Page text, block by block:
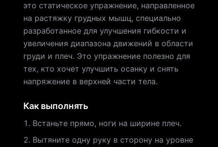
это статическое упражнение, направленное
на растяжку грудных мышц, специально
разработанное для улучшения гибкости и
увеличения диапазона движений в области
груди и плеч. Это упражнение полезно для
тех, кто хочет улучшить осанку и снять
напряжение в верхней части тела.
Как выполнять
Встаньте прямо, ноги на ширине плеч.
Вытяните одну руку в сторону на уровне